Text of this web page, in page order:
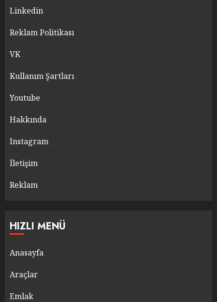
Linkedin
Reklam Politikası
VK
Kullanım Şartları
Youtube
Hakkında
Instagram
İletişim
Reklam
HIZLI MENÜ
Anasayfa
Araçlar
Emlak